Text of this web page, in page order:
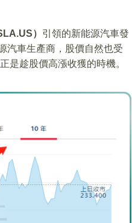
） 引領的新能源汽車發
汽車生產商，股價自然也受
趁股價高漲收獲的時機。